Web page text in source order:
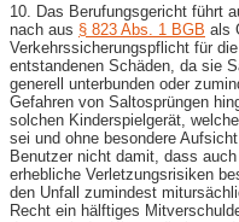
10. Das Berufungsgericht führt
nach aus § 823 Abs. 1 BGB als
Verkehrssicherungspflicht für
entstandenen Schäden, da sie
generell unterbunden oder
Gefahren von Saltosprüngen
solchen Kinderspielgerät,
sei und ohne besondere
Benutzer nicht damit, dass
erhebliche Verletzungsrisiken
den Unfall zumindest
Recht ein hälftiges